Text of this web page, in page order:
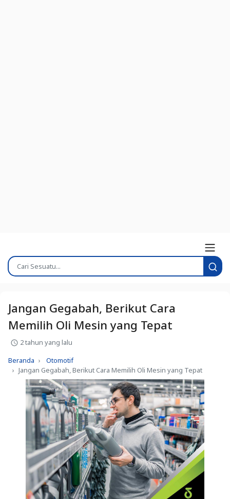
Jangan Gegabah, Berikut Cara
Memilih Oli Mesin yang Tepat
2 tahun yang lalu
Beranda
Otomotif
Jangan Gegabah, Berikut Cara Memilih Oli Mesin yang Tepat